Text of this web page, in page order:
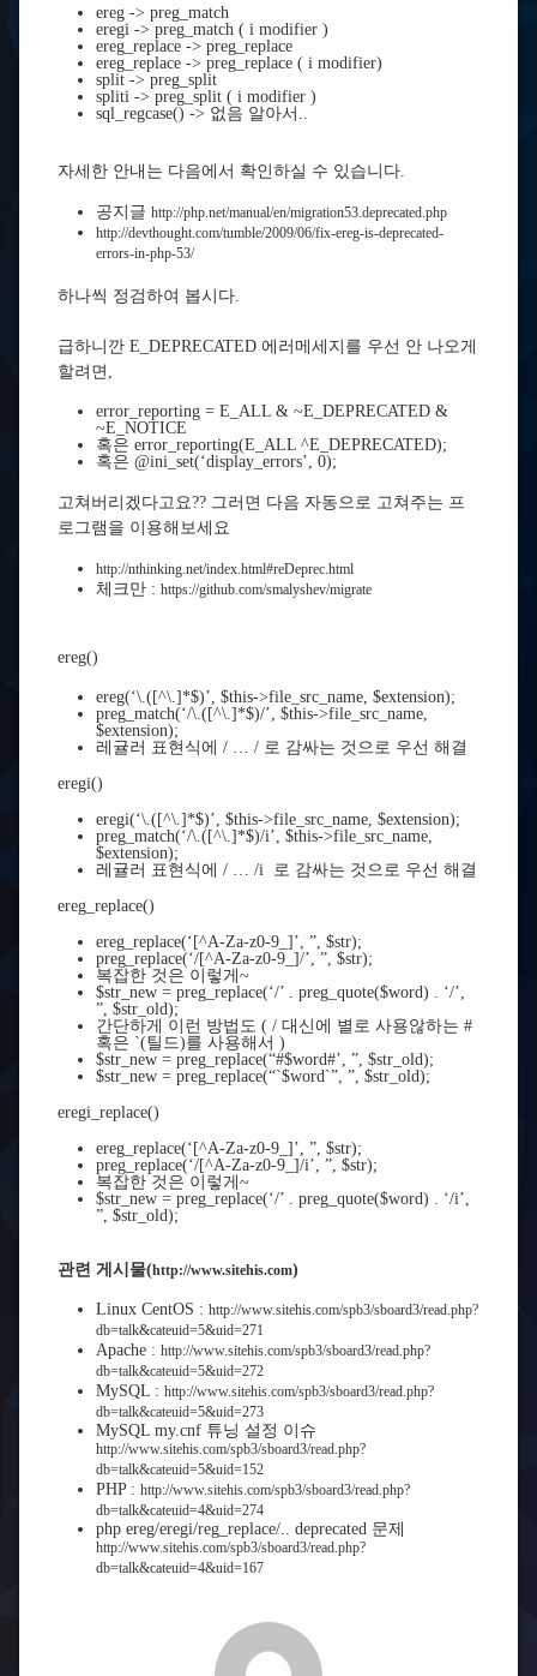
ereg -> preg_match
eregi -> preg_match ( i modifier )
ereg_replace -> preg_replace
ereg_replace -> preg_replace ( i modifier)
split -> preg_split
spliti -> preg_split ( i modifier )
sql_regcase() -> 없음 알아서..
자세한 안내는 다음에서 확인하실 수 있습니다.
공지글 http://php.net/manual/en/migration53.deprecated.php
http://devthought.com/tumble/2009/06/fix-ereg-is-deprecated-
errors-in-php-53/
하나씩 정검하여 봅시다.
급하니깐 E_DEPRECATED 에러메세지를 우선 안 나오게
할려면,
error_reporting = E_ALL & ~E_DEPRECATED &
~E_NOTICE
혹은 error_reporting(E_ALL ^E_DEPRECATED);
혹은 @ini_set(‘display_errors’, 0);
고쳐버리겠다고요?? 그러면 다음 자동으로 고쳐주는 프
로그램을 이용해보세요
http://nthinking.net/index.html#reDeprec.html
체크만 : https://github.com/smalyshev/migrate
ereg()
ereg(‘\.([^\.]*$)’, $this->file_src_name, $extension);
preg_match(‘/\.([^\.]*$)/’, $this->file_src_name,
$extension);
레귤러 표현식에 / … / 로 감싸는 것으로 우선 해결
eregi()
eregi(‘\.([^\.]*$)’, $this->file_src_name, $extension);
preg_match(‘/\.([^\.]*$)/i’, $this->file_src_name,
$extension);
레귤러 표현식에 / … /i 로 감싸는 것으로 우선 해결
ereg_replace()
ereg_replace(‘[^A-Za-z0-9_]’, ”, $str);
preg_replace(‘/[^A-Za-z0-9_]/’, ”, $str);
복잡한 것은 이렇게~
$str_new = preg_replace(‘/’ . preg_quote($word) . ‘/’,
”, $str_old);
간단하게 이런 방법도 ( / 대신에 별로 사용않하는 #
혹은 `(틸드)를 사용해서 )
$str_new = preg_replace(“#$word#’, ”, $str_old);
$str_new = preg_replace(“`$word`”, ”, $str_old);
eregi_replace()
ereg_replace(‘[^A-Za-z0-9_]’, ”, $str);
preg_replace(‘/[^A-Za-z0-9_]/i’, ”, $str);
복잡한 것은 이렇게~
$str_new = preg_replace(‘/’ . preg_quote($word) . ‘/i’,
”, $str_old);
관련 게시물(http://www.sitehis.com)
Linux CentOS : http://www.sitehis.com/spb3/sboard3/read.php?
db=talk&cateuid=5&uid=271
Apache : http://www.sitehis.com/spb3/sboard3/read.php?
db=talk&cateuid=5&uid=272
MySQL : http://www.sitehis.com/spb3/sboard3/read.php?
db=talk&cateuid=5&uid=273
MySQL my.cnf 튜닝 설정 이슈
http://www.sitehis.com/spb3/sboard3/read.php?
db=talk&cateuid=5&uid=152
PHP : http://www.sitehis.com/spb3/sboard3/read.php?
db=talk&cateuid=4&uid=274
php ereg/eregi/reg_replace/.. deprecated 문제
http://www.sitehis.com/spb3/sboard3/read.php?
db=talk&cateuid=4&uid=167